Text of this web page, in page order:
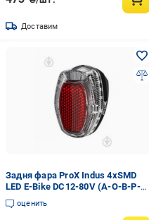
Доставим
Задня фара ProX Indus 4xSMD
LED E-Bike DC12-80V (A-O-B-P-
0411)
оценить